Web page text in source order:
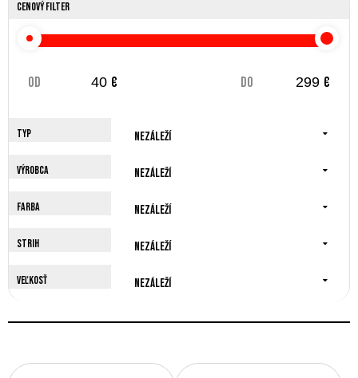
Cenový filter
od € do €
Typ Nezáleží
Výrobca Nezáleží
Farba Nezáleží
Strih Nezáleží
Veľkosť Nezáleží